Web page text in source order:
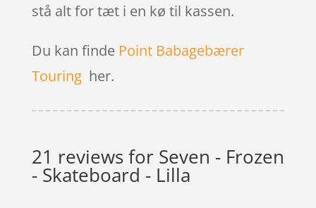
stå alt for tæt i en kø til kassen.
Du kan finde Point Babagebærer
Touringher.
21 reviews for Seven - Frozen
- Skateboard - Lilla